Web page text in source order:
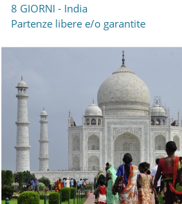
8 GIORNI - India
Partenze libere e/o garantite